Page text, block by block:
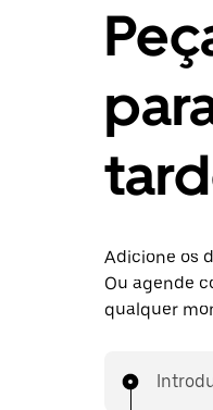
Adicione os
Ou agende
qualquer